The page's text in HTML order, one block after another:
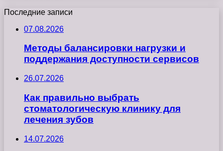
Последние записи
07.08.2026
Методы балансировки нагрузки и
поддержания доступности сервисов
26.07.2026
Как правильно выбрать
стоматологическую клинику для
лечения зубов
14.07.2026